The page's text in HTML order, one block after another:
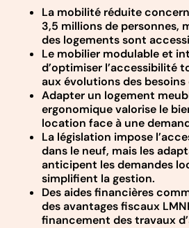
La mobilité réduite
3,5 millions de personnes,
des logements sont
Le mobilier modulable et
d’optimiser l’accessibilité
aux évolutions des besoins
Adapter un logement
ergonomique valorise le
location face à une
La législation impose
dans le neuf, mais les
anticipent les demandes
simplifient la gestion.
Des aides financières
des avantages fiscaux
financement des travaux